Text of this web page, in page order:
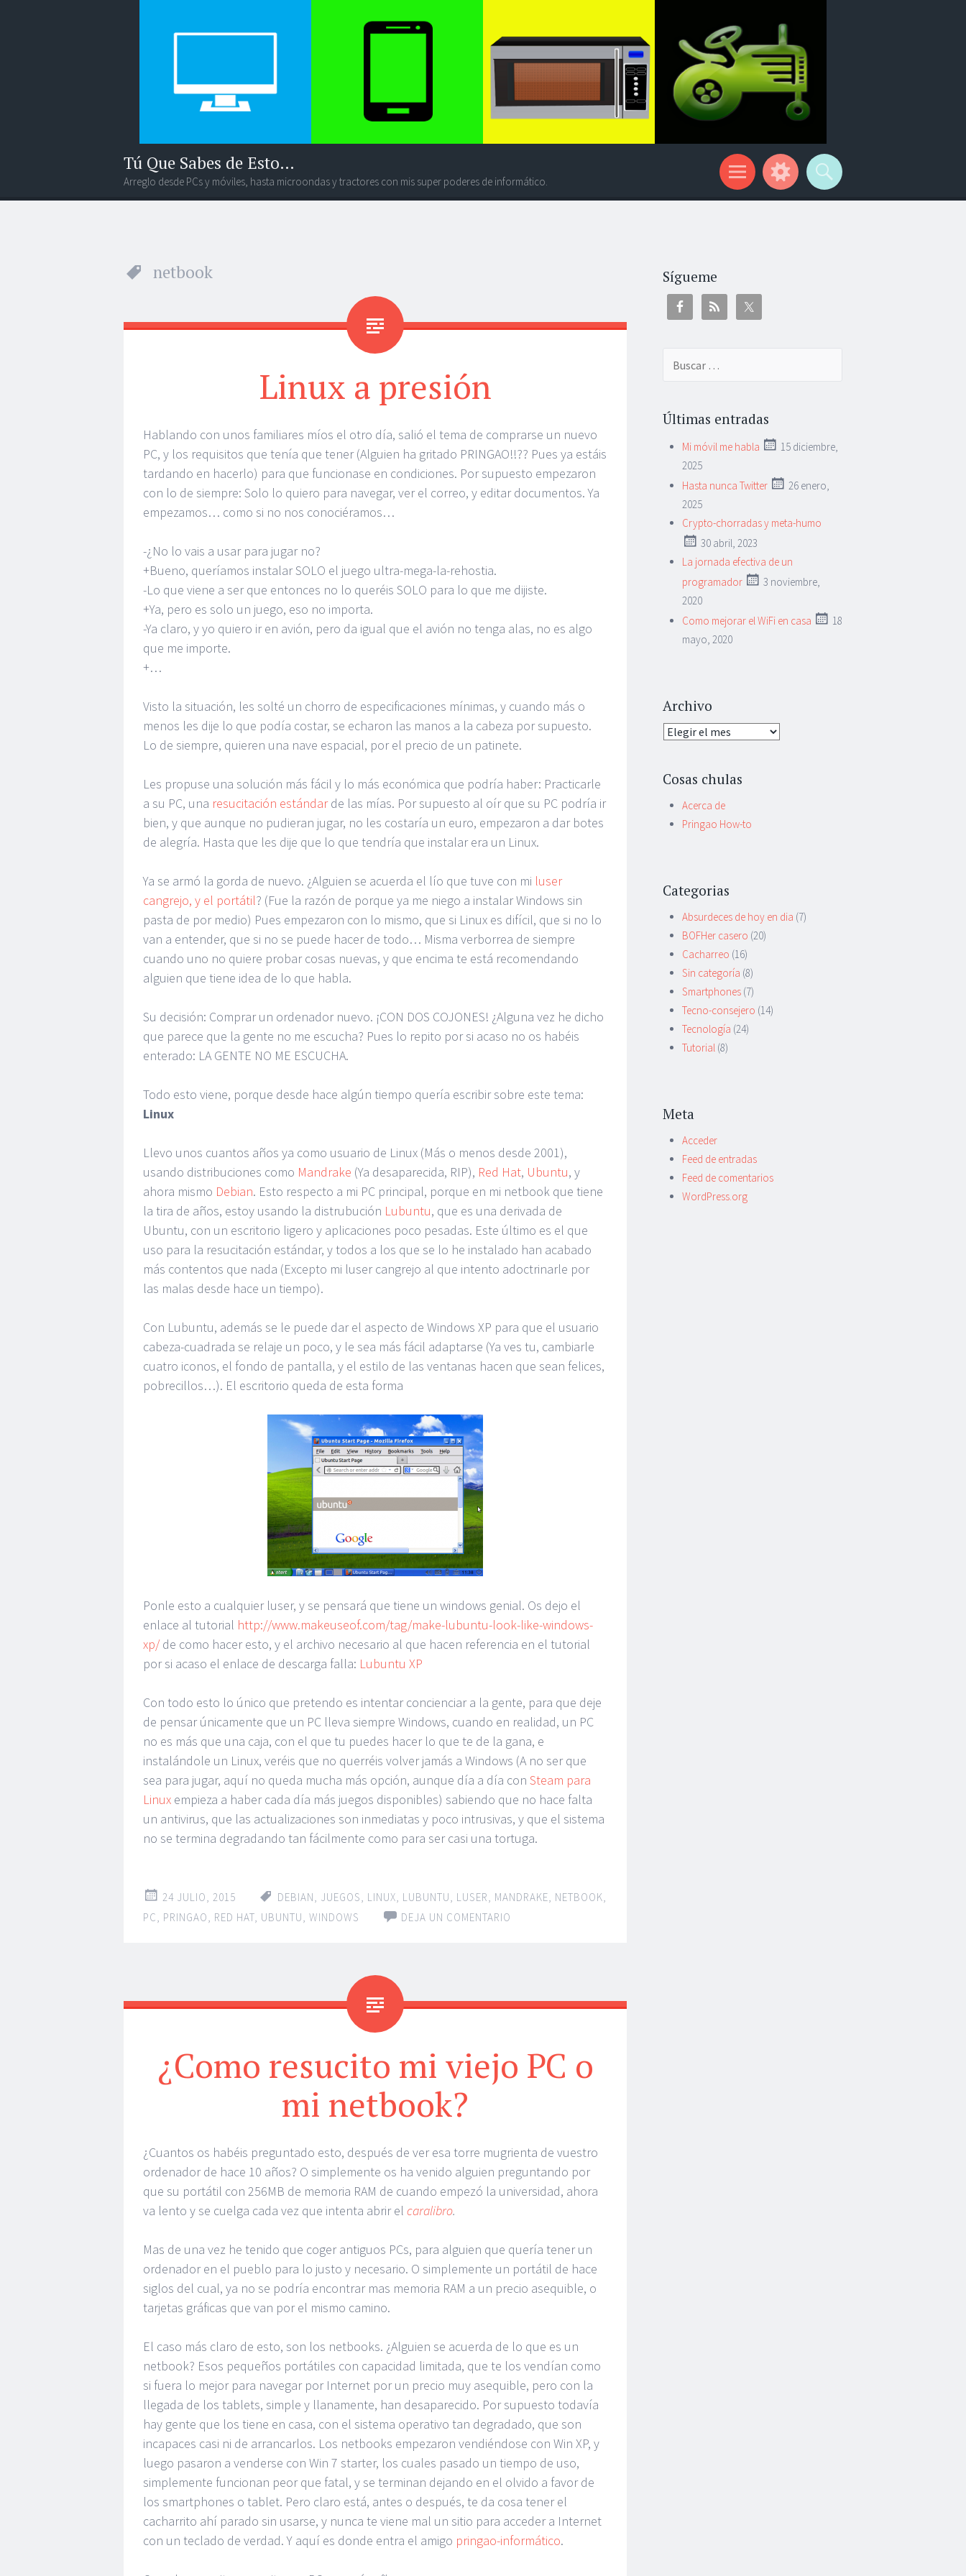
Tú Que Sabes de Esto…
Arreglo desde PCs y móviles, hasta microondas y tractores con mis super poderes de informático.
Menú
Widgets
Buscar
netbook
Linux a presión
Hablando con unos familiares míos el otro día, salió el tema de comprarse un nuevo
PC, y los requisitos que tenía que tener (Alguien ha gritado PRINGAO!!?? Pues ya estáis
tardando en hacerlo) para que funcionase en condiciones. Por supuesto empezaron
con lo de siempre: Solo lo quiero para navegar, ver el correo, y editar documentos. Ya
empezamos… como si no nos conociéramos…
-¿No lo vais a usar para jugar no?
+Bueno, queríamos instalar SOLO el juego ultra-mega-la-rehostia.
-Lo que viene a ser que entonces no lo queréis SOLO para lo que me dijiste.
+Ya, pero es solo un juego, eso no importa.
-Ya claro, y yo quiero ir en avión, pero da igual que el avión no tenga alas, no es algo
que me importe.
+…
Visto la situación, les solté un chorro de especificaciones mínimas, y cuando más o
menos les dije lo que podía costar, se echaron las manos a la cabeza por supuesto.
Lo de siempre, quieren una nave espacial, por el precio de un patinete.
Les propuse una solución más fácil y lo más económica que podría haber: Practicarle
a su PC, una resucitación estándarde las mías. Por supuesto al oír que su PC podría ir
bien, y que aunque no pudieran jugar, no les costaría un euro, empezaron a dar botes
de alegría. Hasta que les dije que lo que tendría que instalar era un Linux.
Ya se armó la gorda de nuevo. ¿Alguien se acuerda el lío que tuve con mi luser
cangrejo, y el portátil? (Fue la razón de porque ya me niego a instalar Windows sin
pasta de por medio) Pues empezaron con lo mismo, que si Linux es difícil, que si no lo
van a entender, que si no se puede hacer de todo… Misma verborrea de siempre
cuando uno no quiere probar cosas nuevas, y que encima te está recomendando
alguien que tiene idea de lo que habla.
Su decisión: Comprar un ordenador nuevo. ¡CON DOS COJONES! ¿Alguna vez he dicho
que parece que la gente no me escucha? Pues lo repito por si acaso no os habéis
enterado: LA GENTE NO ME ESCUCHA.
Todo esto viene, porque desde hace algún tiempo quería escribir sobre este tema:
Linux
Llevo unos cuantos años ya como usuario de Linux (Más o menos desde 2001),
usando distribuciones como Mandrake (Ya desaparecida, RIP), Red Hat, Ubuntu, y
ahora mismo Debian. Esto respecto a mi PC principal, porque en mi netbook que tiene
la tira de años, estoy usando la distrubución Lubuntu, que es una derivada de
Ubuntu, con un escritorio ligero y aplicaciones poco pesadas. Este último es el que
uso para la resucitación estándar, y todos a los que se lo he instalado han acabado
más contentos que nada (Excepto mi luser cangrejo al que intento adoctrinarle por
las malas desde hace un tiempo).
Con Lubuntu, además se le puede dar el aspecto de Windows XP para que el usuario
cabeza-cuadrada se relaje un poco, y le sea más fácil adaptarse (Ya ves tu, cambiarle
cuatro iconos, el fondo de pantalla, y el estilo de las ventanas hacen que sean felices,
pobrecillos…). El escritorio queda de esta forma
Ponle esto a cualquier luser, y se pensará que tiene un windows genial. Os dejo el
enlace al tutorial http://www.makeuseof.com/tag/make-lubuntu-look-like-windows-
xp/de como hacer esto, y el archivo necesario al que hacen referencia en el tutorial
por si acaso el enlace de descarga falla: Lubuntu XP
Con todo esto lo único que pretendo es intentar concienciar a la gente, para que deje
de pensar únicamente que un PC lleva siempre Windows, cuando en realidad, un PC
no es más que una caja, con el que tu puedes hacer lo que te de la gana, e
instalándole un Linux, veréis que no querréis volver jamás a Windows (A no ser que
sea para jugar, aquí no queda mucha más opción, aunque día a día con Steam para
Linux empieza a haber cada día más juegos disponibles) sabiendo que no hace falta
un antivirus, que las actualizaciones son inmediatas y poco intrusivas, y que el sistema
no se termina degradando tan fácilmente como para ser casi una tortuga.
24 JULIO, 2015 DEBIAN, JUEGOS, LINUX, LUBUNTU, LUSER, MANDRAKE, NETBOOK,
PC, PRINGAO, RED HAT, UBUNTU, WINDOWS DEJA UN COMENTARIO
¿Como resucito mi viejo PC o
mi netbook?
¿Cuantos os habéis preguntado esto, después de ver esa torre mugrienta de vuestro
ordenador de hace 10 años? O simplemente os ha venido alguien preguntando por
que su portátil con 256MB de memoria RAM de cuando empezó la universidad, ahora
va lento y se cuelga cada vez que intenta abrir el caralibro.
Mas de una vez he tenido que coger antiguos PCs, para alguien que quería tener un
ordenador en el pueblo para lo justo y necesario. O simplemente un portátil de hace
siglos del cual, ya no se podría encontrar mas memoria RAM a un precio asequible, o
tarjetas gráficas que van por el mismo camino.
El caso más claro de esto, son los netbooks. ¿Alguien se acuerda de lo que es un
netbook? Esos pequeños portátiles con capacidad limitada, que te los vendían como
si fuera lo mejor para navegar por Internet por un precio muy asequible, pero con la
llegada de los tablets, simple y llanamente, han desaparecido. Por supuesto todavía
hay gente que los tiene en casa, con el sistema operativo tan degradado, que son
incapaces casi ni de arrancarlos. Los netbooks empezaron vendiéndose con Win XP, y
luego pasaron a venderse con Win 7 starter, los cuales pasado un tiempo de uso,
simplemente funcionan peor que fatal, y se terminan dejando en el olvido a favor de
los smartphones o tablet. Pero claro está, antes o después, te da cosa tener el
cacharrito ahí parado sin usarse, y nunca te viene mal un sitio para acceder a Internet
con un teclado de verdad. Y aquí es donde entra el amigo pringao-informático.
Sígueme
Últimas entradas
Mi móvil me habla
15 diciembre,
2025
Hasta nunca Twitter
26 enero,
2025
Crypto-chorradas y meta-humo
30 abril, 2023
La jornada efectiva de un
programador
3 noviembre,
2020
Como mejorar el WiFi en casa
18
mayo, 2020
Archivo
Archivo
Cosas chulas
Acerca de
Pringao How-to
Categorias
Absurdeces de hoy en dia (7)
BOFHer casero (20)
Cacharreo (16)
Sin categoría (8)
Smartphones (7)
Tecno-consejero (14)
Tecnología (24)
Tutorial (8)
Meta
Acceder
Feed de entradas
Feed de comentarios
WordPress.org